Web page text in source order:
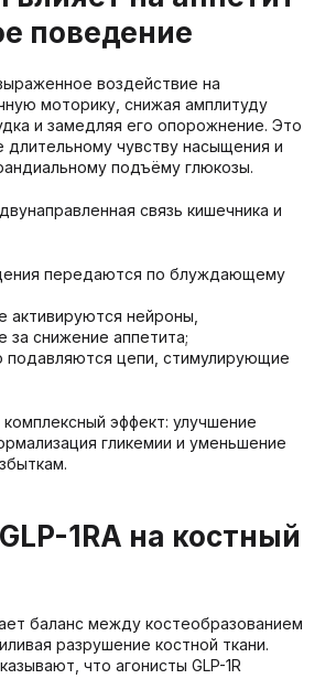
поведение
воздействие на
моторику, снижая амплитуду
и замедляя его опорожнение. Это
длительному чувству насыщения и
подъёму глюкозы.
связь кишечника и
передаются по блуждающему
активируются нейроны,
за снижение аппетита;
подавляются цепи, стимулирующие
эффект: улучшение
гликемии и уменьшение
1RA на костный
баланс между костеобразованием
разрушение костной ткани.
что агонисты GLP-1R